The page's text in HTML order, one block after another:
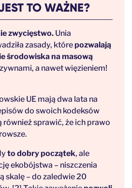
TO WAŻNE?
zwycięstwo. Unia
zasady, którepozwalają
środowiska na masową
a nawet więzieniem!
UE mają dwa lata na
do swoich kodeksów
również sprawić, że ich prawo
to dobry początek, ale
ekobójstwa – niszczenia
skalę – do zaledwie 20